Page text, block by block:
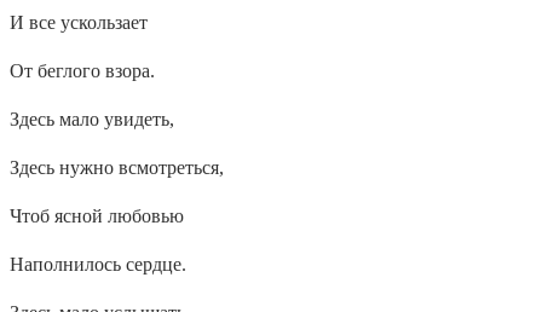
И все ускользает
От беглого взора.
Здесь мало увидеть,
Здесь нужно всмотреться,
Чтоб ясной любовью
Наполнилось сердце.